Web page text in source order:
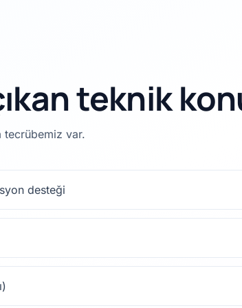
teknik
tecrübemiz var.
desteği